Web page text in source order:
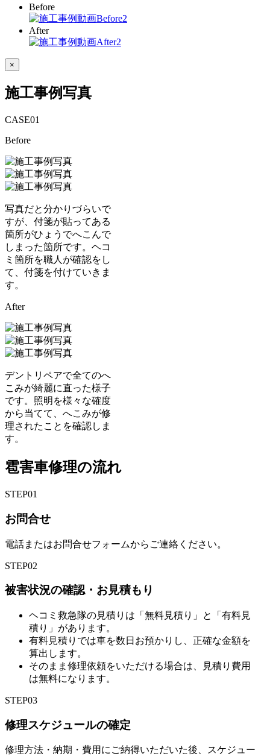
Before
After
×
施工事例写真
CASE01
Before
写真だと分かりづらいで
すが、付箋が貼ってある
箇所がひょうでへこんで
しまった箇所です。ヘコ
ミ箇所を職人が確認をし
て、付箋を付けていきま
す。
After
デントリペアで全てのへ
こみが綺麗に直った様子
です。照明を様々な確度
から当てて、へこみが修
理されたことを確認しま
す。
雹害車修理の流れ
STEP01
お問合せ
電話またはお問合せフォームからご連絡ください。
STEP02
被害状況の確認・お見積もり
ヘコミ救急隊の見積りは「無料見積り」と「有料見
積り」があります。
有料見積りでは車を数日お預かりし、正確な金額を
算出します。
そのまま修理依頼をいただける場合は、見積り費用
は無料になります。
STEP03
修理スケジュールの確定
修理方法・納期・費用にご納得いただいた後、スケジュー